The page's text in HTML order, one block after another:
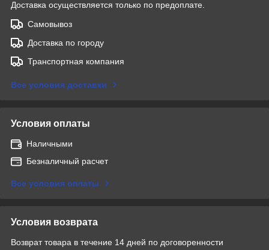
Доставка осуществляется только по предоплате.
Самовывоз
Доставка по городу
Транспортная компания
Все условия доставки
Условия оплаты
Наличными
Безналичный расчет
Все условия оплаты
Условия возврата
Возврат товара в течение 14 дней по договоренности